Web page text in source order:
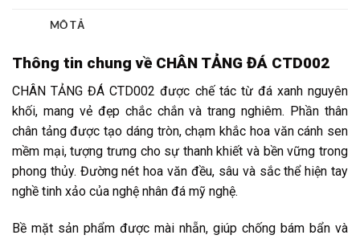
Thông tin chung về CHÂN TẢNG ĐÁ CTD002
CHÂN TẢNG ĐÁ CTD002 được chế tác từ đá xanh nguyên
khối, mang vẻ đẹp chắc chắn và trang nghiêm. Phần thân
chân tảng được tạo dáng tròn, chạm khắc hoa văn cánh sen
mềm mại, tượng trưng cho sự thanh khiết và bền vững trong
phong thủy. Đường nét hoa văn đều, sâu và sắc thể hiện tay
nghề tinh xảo của nghệ nhân đá mỹ nghệ.
Bề mặt sản phẩm được mài nhẵn, giúp chống bám bẩn và